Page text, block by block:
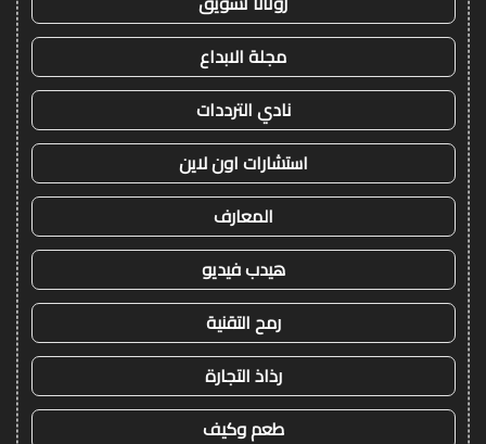
مجلة الابداع
نادي الترددات
استشارات اون لاين
المعارف
هيدب فيديو
رمح التقنية
رذاذ التجارة
طعم وكيف